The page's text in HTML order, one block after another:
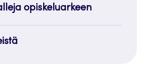
opiskeluarkeen